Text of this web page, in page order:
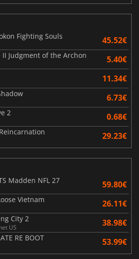
Fighting Souls
45.52€
II Judgment of the Archon 5.40€
11.34€
6.73€
2 0.68€
29.23€
Madden NFL 27
59.80€
Vietnam 26.11€
City 2
US 38.98€
RE BOOT 53.99€